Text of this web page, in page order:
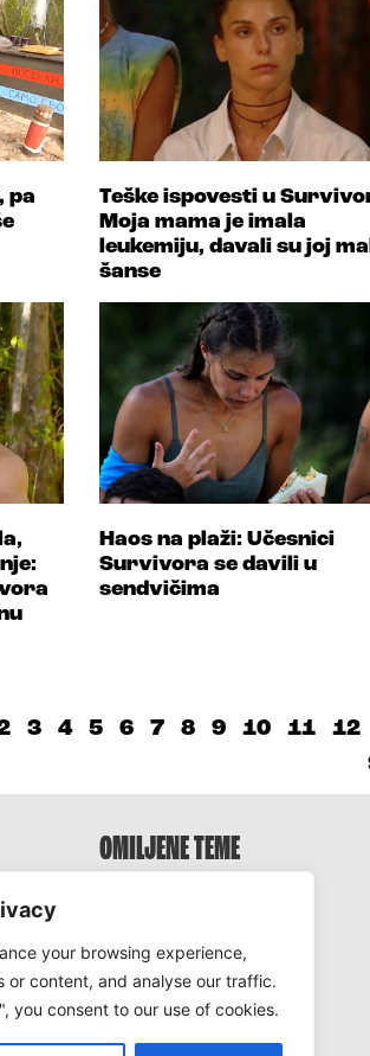
your browsing experience,
or content, and analyse our traffic.
you consent to our use of cookies.
pa
Teške ispovesti u
Moja mama je imala
leukemiju, davali su joj
šanse
Haos na plaži: Učesnici
Survivora se davili u
sendvičima
3 4 5 6 7 8 9 10 11 12
ZA
OMILJENE TEME
Survivor Hrvatska
Survivor Srbija